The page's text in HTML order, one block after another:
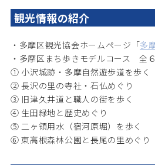
観光情報の紹介
・多摩区観光協会ホームページ「多
・多摩区まち歩きモデルコース 全
① 小沢城跡・多摩自然遊歩道を歩く
② 長沢の里の寺社・石仏めぐり
③ 旧津久井道と職人の街を歩く
④ 生田緑地と歴史めぐり
⑤ 二ヶ領用水（宿河原堀）を歩く
⑥ 東高根森林公園と長尾の里めぐり